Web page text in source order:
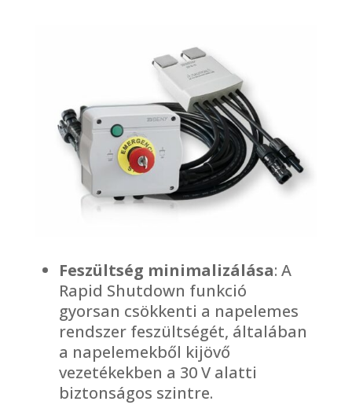
Feszültség minimalizálása: A
Rapid Shutdown funkció
gyorsan csökkenti a napelemes
rendszer feszültségét, általában
a napelemekből kijövő
vezetékekben a 30 V alatti
biztonságos szintre.